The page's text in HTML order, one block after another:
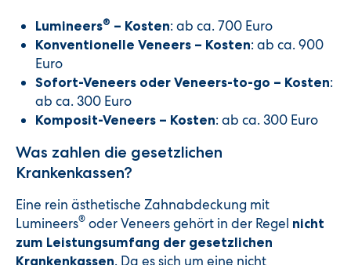
Lumineers® – Kosten: ab ca. 700 Euro
Konventionelle Veneers – Kosten: ab ca. 900
Euro
Sofort-Veneers oder Veneers-to-go – Kosten:
ab ca. 300 Euro
Komposit-Veneers – Kosten: ab ca. 300 Euro
Was zahlen die gesetzlichen
Krankenkassen?
Eine rein ästhetische Zahnabdeckung mit
Lumineers® oder Veneers gehört in der Regel nicht
zum Leistungsumfang der gesetzlichen
Krankenkassen. Da es sich um eine nicht